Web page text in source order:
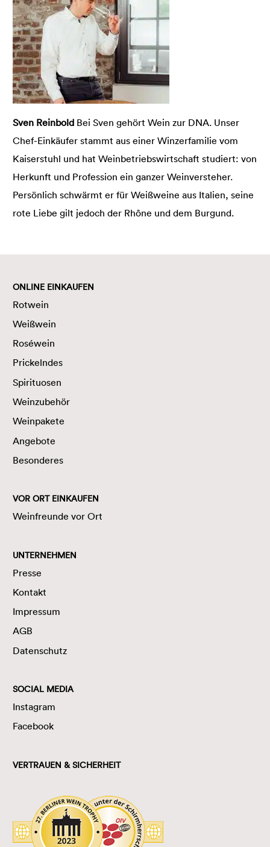
Sven Reinbold Bei Sven gehört Wein zur DNA. Unser
Chef-Einkäufer stammt aus einer Winzerfamilie vom
Kaiserstuhl und hat Weinbetriebswirtschaft studiert: von
Herkunft und Profession ein ganzer Weinversteher.
Persönlich schwärmt er für Weißweine aus Italien, seine
rote Liebe gilt jedoch der Rhône und dem Burgund.
ONLINE EINKAUFEN
Rotwein
Weißwein
Roséwein
Prickelndes
Spirituosen
Weinzubehör
Weinpakete
Angebote
Besonderes
VOR ORT EINKAUFEN
Weinfreunde vor Ort
UNTERNEHMEN
Presse
Kontakt
Impressum
AGB
Datenschutz
SOCIAL MEDIA
Instagram
Facebook
VERTRAUEN & SICHERHEIT